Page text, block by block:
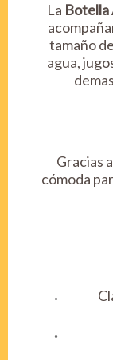
La Botella
tamaño
agua,
Gracias
cómoda